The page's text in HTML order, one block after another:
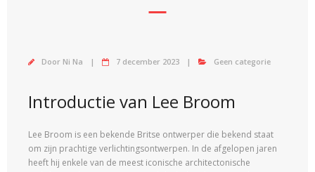
Door Ni Na 7 december 2023 Geen categorie
Introductie van Lee Broom
Lee Broom is een bekende Britse ontwerper die bekend staat
om zijn prachtige verlichtingsontwerpen. In de afgelopen jaren
heeft hij enkele van de meest iconische architectonische